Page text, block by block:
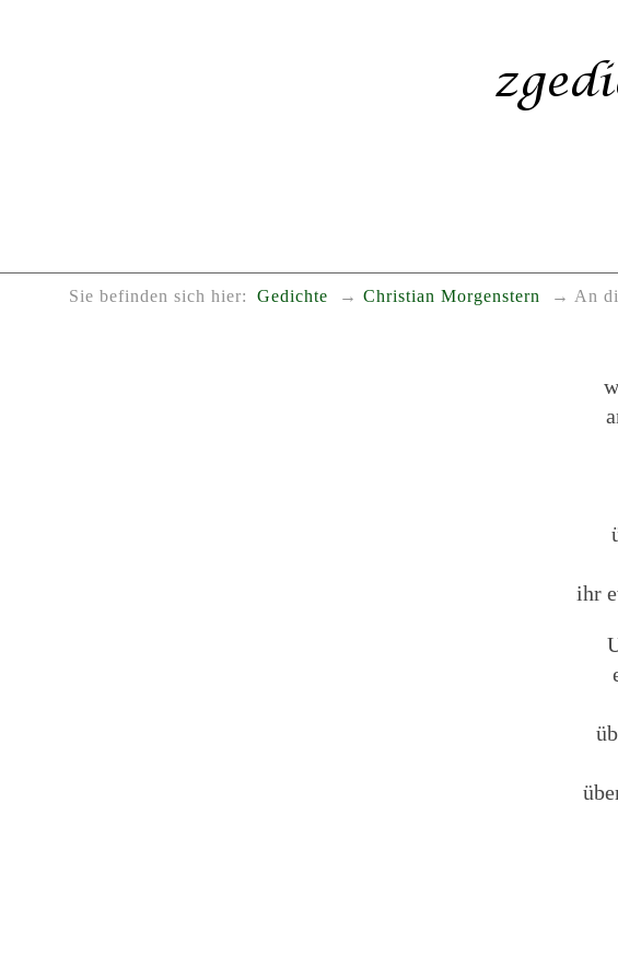
Sie befinden sich hier: Gedichte Christian Morgenstern An
ihr